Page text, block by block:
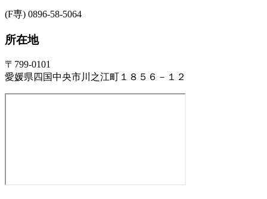
(F専) 0896-58-5064
所在地
〒799-0101
愛媛県四国中央市川之江町１８５６－１２